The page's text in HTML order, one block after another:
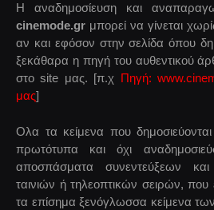
Η αναδημοσίευση και
cinemode.gr μπορεί να γίνεται
αν και εφόσον στην σελίδα όπου
ξεκάθαρα η πηγή του αυθεντικού
στο site μας. [π.χ Πηγή:
μας]
Ολα τα κείμενα που
πρωτότυπα και όχι
αποσπάσματα συνεντεύξεων και
ταινιών ή τηλεοπτικών σειρών,
τα επίσημα ξενόγλωσσα κείμενα